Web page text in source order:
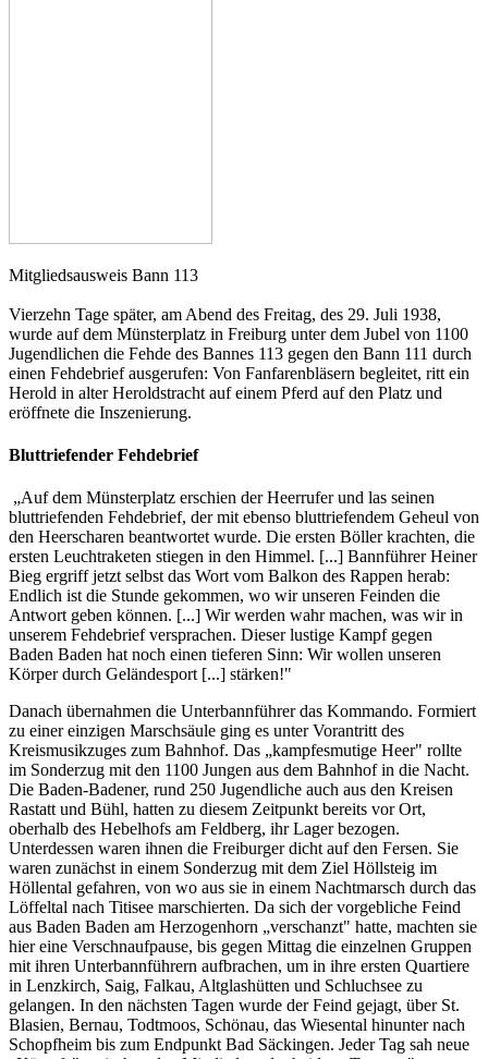
Mitgliedsausweis Bann 113
Vierzehn Tage später, am Abend des Freitag, des 29. Juli 1938,
wurde auf dem Münsterplatz in Freiburg unter dem Jubel von 1100
Jugendlichen die Fehde des Bannes 113 gegen den Bann 111 durch
einen Fehdebrief ausgerufen: Von Fanfarenbläsern begleitet, ritt ein
Herold in alter Heroldstracht auf einem Pferd auf den Platz und
eröffnete die Inszenierung.
Bluttriefender Fehdebrief
„Auf dem Münsterplatz erschien der Heerrufer und las seinen
bluttriefenden Fehdebrief, der mit ebenso bluttriefendem Geheul von
den Heerscharen beantwortet wurde. Die ersten Böller krachten, die
ersten Leuchtraketen stiegen in den Himmel. [...] Bannführer Heiner
Bieg ergriff jetzt selbst das Wort vom Balkon des Rappen herab:
Endlich ist die Stunde gekommen, wo wir unseren Feinden die
Antwort geben können. [...] Wir werden wahr machen, was wir in
unserem Fehdebrief versprachen. Dieser lustige Kampf gegen
Baden­ Baden hat noch einen tieferen Sinn: Wir wollen unseren
Körper durch Geländesport [...] stärken!"
Danach übernahmen die Unterbannführer das Kommando. Formiert
zu einer einzigen Marschsäule ging es unter Vorantritt des
Kreismusikzuges zum Bahnhof. Das „kampfesmutige Heer" rollte
im Sonderzug mit den 1100 Jungen aus dem Bahnhof in die Nacht.
Die Baden-Badener, rund 250 Jugendliche auch aus den Kreisen
Rastatt und Bühl, hatten zu diesem Zeitpunkt bereits vor Ort,
oberhalb des Hebelhofs am Feldberg, ihr Lager bezogen.
Unterdessen waren ihnen die Freiburger dicht auf den Fersen. Sie
waren zunächst in einem Sonderzug mit dem Ziel Höllsteig im
Höllental gefahren, von wo aus sie in einem Nachtmarsch durch das
Löffeltal nach Titisee marschierten. Da sich der vorgebliche Feind
aus Baden­ Baden am Herzogenhorn „verschanzt" hatte, machten sie
hier eine Verschnaufpause, bis gegen Mittag die einzelnen Gruppen
mit ihren Unterbannführern aufbrachen, um in ihre ersten Quartiere
in Lenzkirch, Saig, Falkau, Altglashütten und Schluchsee zu
gelangen. In den nächsten Tagen wurde der Feind gejagt, über St.
Blasien, Bernau, Todtmoos, Schönau, das Wiesental hinunter nach
Schopfheim bis zum Endpunkt Bad Säckingen. Jeder Tag sah neue